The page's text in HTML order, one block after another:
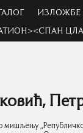
ИЗЛОЖБЕ